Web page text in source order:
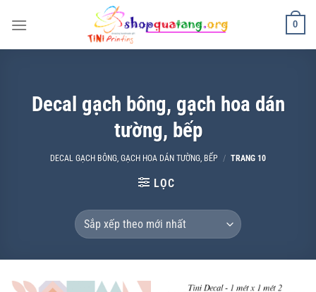
đến
0
Decal gạch bông, gạch hoa dán
tường, bếp
DECAL GẠCH BÔNG, GẠCH HOA DÁN TƯỜNG, BẾP / TRANG 10
LỌC